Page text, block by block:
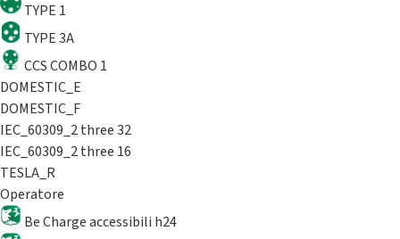
TYPE 1
TYPE 3A
CCS COMBO 1
DOMESTIC_E
DOMESTIC_F
IEC_60309_2 three 32
IEC_60309_2 three 16
TESLA_R
Operatore
Be Charge accessibili h24